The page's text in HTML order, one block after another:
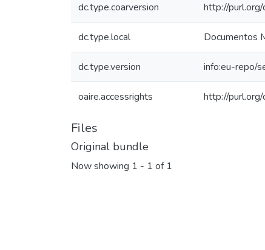
dc.type.coarversion http://
dc.type.local Documentos
dc.type.version info:eu-repo/
oaire.accessrights http://
Files
Original bundle
Now showing 1 - 1 of 1